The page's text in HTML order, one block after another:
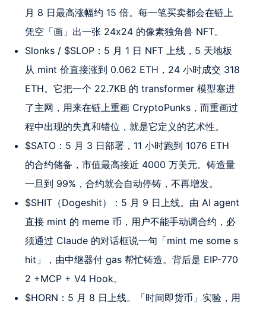
月 8 日最高涨幅约 15 倍。每一笔买卖都会在链上
凭空「画」出一张 24x24 的像素独角兽 NFT。
Slonks / $SLOP：5 月 1 日 NFT 上线，5 天地板
从 mint 价直接涨到 0.062 ETH，24 小时成交 318
ETH。它把一个 22.7KB 的 transformer 模型塞进
了主网，用来在链上重画 CryptoPunks，而重画过
程中出现的失真和错位，就是它定义的艺术性。
$SATO：5 月 3 日部署，11 小时跑到 1076 ETH
的合约储备，市值最高接近 4000 万美元。铸造量
一旦到 99%，合约就会自动停铸，不再增发。
$SHIT（Dogeshit）：5 月 9 日上线。由 AI agent
直接 mint 的 meme 币，用户不能手动调合约，必
须通过 Claude 的对话框说一句「mint me some s
hit」，由中继器付 gas 帮忙铸造。背后是 EIP-770
2 +MCP + V4 Hook。
$HORN：5 月 8 日上线。「时间即货币」实验，用